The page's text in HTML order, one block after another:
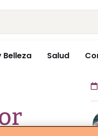
Belleza Salud